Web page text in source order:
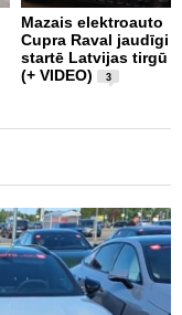
Mazais elektroauto
Cupra Raval jaudīgi
startē Latvijas tirgū
(+ VIDEO)
3